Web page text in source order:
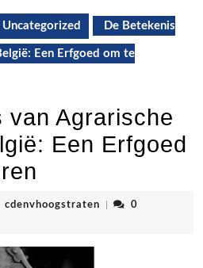
Uncategorized De Betekenis
Een Erfgoed om te
van Agrarische
Een Erfgoed
cdenvhoogstraten cdenvhoogstraten
0